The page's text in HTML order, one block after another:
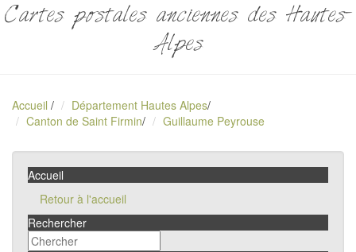
Cartes postales anciennes des Hautes-
Alpes
Accueil / Département Hautes Alpes/
Canton de Saint Firmin/ Guillaume Peyrouse
Accueil
Retour à l'accueil
Rechercher